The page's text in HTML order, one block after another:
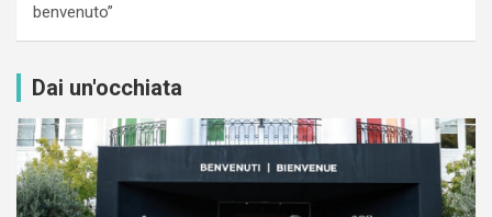
benvenuto”
Dai un'occhiata